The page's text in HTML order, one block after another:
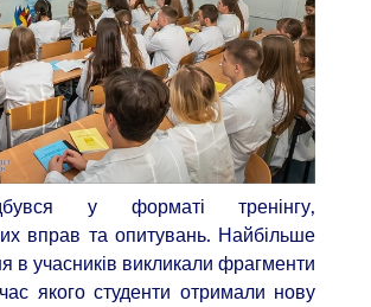
у форматі тренінгу,
вправ та опитувань. Найбільше
в учасників викликали фрагменти
якого студенти отримали нову